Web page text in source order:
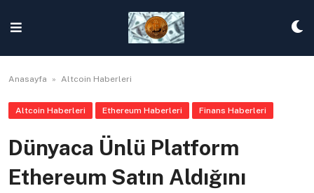
content
Anasayfa » Altcoin Haberleri
Altcoin Haberleri Ethereum Haberleri Finans Haberleri
Dünyaca Ünlü Platform
Ethereum Satın Aldığını